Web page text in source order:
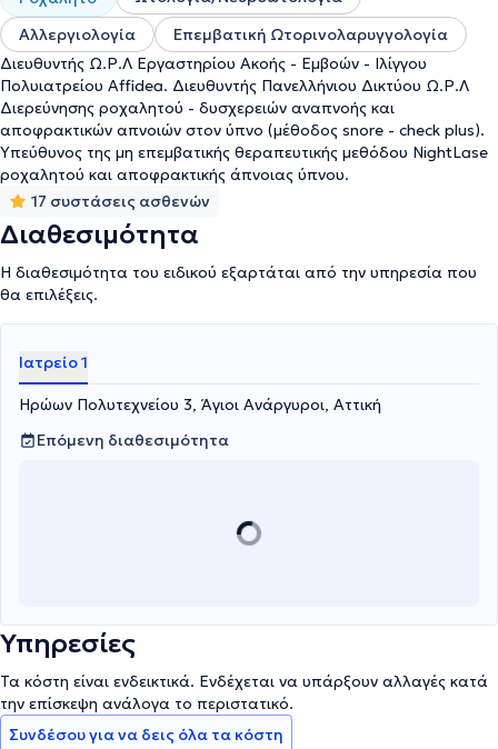
Αλλεργιολογία
Επεμβατική Ωτορινολαρυγγολογία
Διευθυντής Ω.Ρ.Λ Εργαστηρίου Ακοής - Εμβοών - Ιλίγγου
Πολυιατρείου Affidea. Διευθυντής Πανελλήνιου Δικτύου Ω.Ρ.Λ
Διερεύνησης ροχαλητού - δυσχερειών αναπνοής και
αποφρακτικών απνοιών στον ύπνο (μέθοδος snore - check plus).
Υπεύθυνος της μη επεμβατικής θεραπευτικής μεθόδου NightLase
ροχαλητού και αποφρακτικής άπνοιας ύπνου.
17 συστάσεις ασθενών
Διαθεσιμότητα
Η διαθεσιμότητα του ειδικού εξαρτάται από την υπηρεσία που
θα επιλέξεις.
Ιατρείο 1
Ηρώων Πολυτεχνείου 3, Άγιοι Ανάργυροι, Αττική
Επόμενη διαθεσιμότητα
Υπηρεσίες
Τα κόστη είναι ενδεικτικά. Ενδέχεται να υπάρξουν αλλαγές κατά
την επίσκεψη ανάλογα το περιστατικό.
Συνδέσου για να δεις όλα τα κόστη